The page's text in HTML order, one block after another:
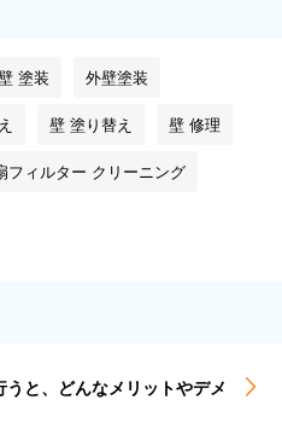
塗装 外壁塗装
壁 塗り替え 壁 修理
フィルター クリーニング
と、どんなメリットやデメ